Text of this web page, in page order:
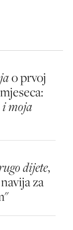
o prvoj
i moja
dijete,
za